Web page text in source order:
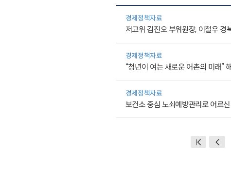
경제정책자료
저고위 김진오 부위원장, 이철우
경제정책자료
“청년이 여는 새로운 어촌의 미래”
경제정책자료
보건소 중심 노쇠예방관리로 어르